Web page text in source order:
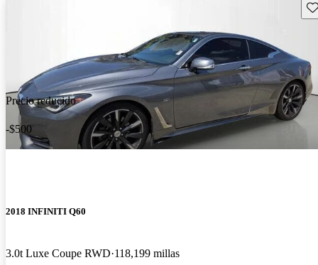
Precio reducido
-$500
2018 INFINITI Q60
3.0t Luxe Coupe RWD 118,199 millas